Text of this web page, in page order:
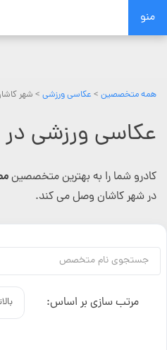
Skip
منو
همه متخصصین > عکاسی ورزشی > شهر
عکاسی ورزشی در
کادرو شما را به بهترین متخصصین
در شهر کاشان وصل می کند.
مرتب سازی بر اساس: